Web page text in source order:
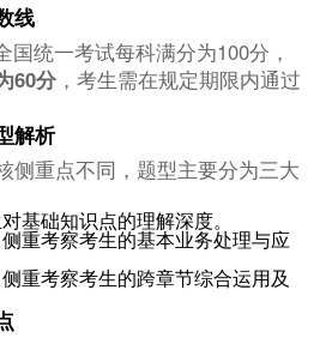
线
国统一考试每科满分为100分，
60分，考生需在规定期限内通过
解析
侧重点不同，题型主要分为三大
基础知识点的理解深度。
侧重考察考生的基本业务处理与应
侧重考察考生的跨章节综合运用及